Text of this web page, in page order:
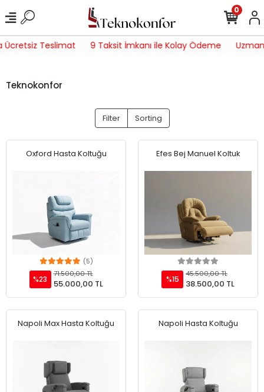
Teslimat 9 Taksit İmkanı ile Kolay Ödeme Uzman
0
Teknokonfor
Filter Sorting
Oxford Hasta Koltuğu
Add to cart
(5)
%23
71.500,00 TL
55.000,00 TL
Efes Bej Manuel Koltuk
Add to cart
%15
45.500,00 TL
38.500,00 TL
Napoli Max Hasta Koltuğu Napoli Hasta Koltuğu